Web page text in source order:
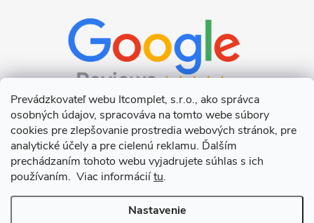
Prevádzkovateľ webu Itcomplet, s.r.o., ako správca
osobných údajov, spracováva na tomto webe súbory
cookies pre zlepšovanie prostredia webových stránok, pre
analytické účely a pre cielenú reklamu. Ďalším
prechádzaním tohoto webu vyjadrujete súhlas s ich
používaním. Viac informáciítu.
Nastavenie